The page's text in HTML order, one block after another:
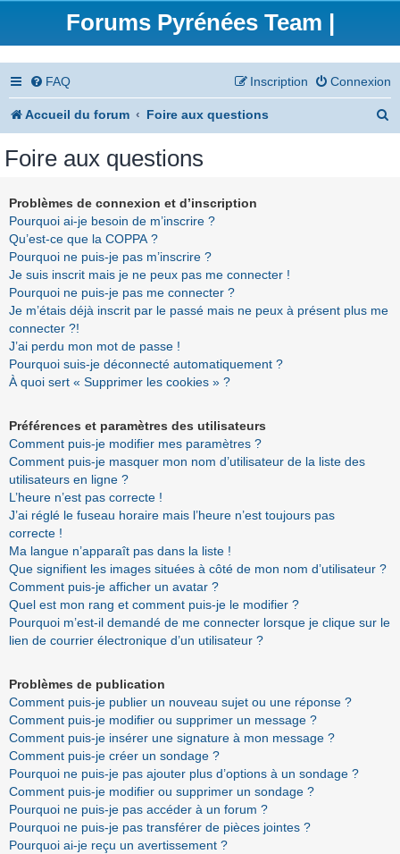
Forums Pyrénées Team |
FAQ Connexion
Inscription
Accueil du forum Foire aux questions
Foire aux questions
Problèmes de connexion et d’inscription
Pourquoi ai-je besoin de m’inscrire ?
Qu’est-ce que la COPPA ?
Pourquoi ne puis-je pas m’inscrire ?
Je suis inscrit mais je ne peux pas me connecter !
Pourquoi ne puis-je pas me connecter ?
Je m’étais déjà inscrit par le passé mais ne peux à présent plus me
connecter ?!
J’ai perdu mon mot de passe !
Pourquoi suis-je déconnecté automatiquement ?
À quoi sert « Supprimer les cookies » ?
Préférences et paramètres des utilisateurs
Comment puis-je modifier mes paramètres ?
Comment puis-je masquer mon nom d’utilisateur de la liste des
utilisateurs en ligne ?
L’heure n’est pas correcte !
J’ai réglé le fuseau horaire mais l’heure n’est toujours pas
correcte !
Ma langue n’apparaît pas dans la liste !
Que signifient les images situées à côté de mon nom d’utilisateur ?
Comment puis-je afficher un avatar ?
Quel est mon rang et comment puis-je le modifier ?
Pourquoi m’est-il demandé de me connecter lorsque je clique sur le
lien de courrier électronique d’un utilisateur ?
Problèmes de publication
Comment puis-je publier un nouveau sujet ou une réponse ?
Comment puis-je modifier ou supprimer un message ?
Comment puis-je insérer une signature à mon message ?
Comment puis-je créer un sondage ?
Pourquoi ne puis-je pas ajouter plus d’options à un sondage ?
Comment puis-je modifier ou supprimer un sondage ?
Pourquoi ne puis-je pas accéder à un forum ?
Pourquoi ne puis-je pas transférer de pièces jointes ?
Pourquoi ai-je reçu un avertissement ?